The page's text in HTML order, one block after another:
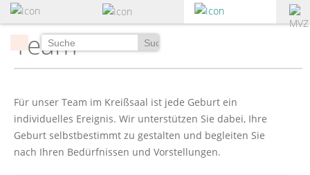
zum
Hauptinhalt
springen
Suchen
Team
Für unser Team im Kreißsaal ist jede Geburt ein
individuelles Ereignis. Wir unterstützen Sie dabei, Ihre
Geburt selbstbestimmt zu gestalten und begleiten Sie
nach Ihren Bedürfnissen und Vorstellungen.